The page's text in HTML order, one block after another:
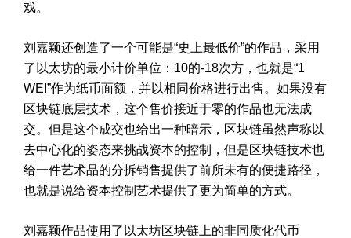
戏。
刘嘉颖还创造了一个可能是“史上最低价”的作品，采用
了以太坊的最小计价单位：10的-18次方，也就是“1
WEI”作为纸币面额，并以相同价格进行出售。如果没有
区块链底层技术，这个售价接近于零的作品也无法成
交。但是这个成交也给出一种暗示，区块链虽然声称以
去中心化的姿态来挑战资本的控制，但是区块链技术也
给一件艺术品的分拆销售提供了前所未有的便捷路径，
也就是说给资本控制艺术提供了更为简单的方式。
刘嘉颖作品使用了以太坊区块链上的非同质化代币